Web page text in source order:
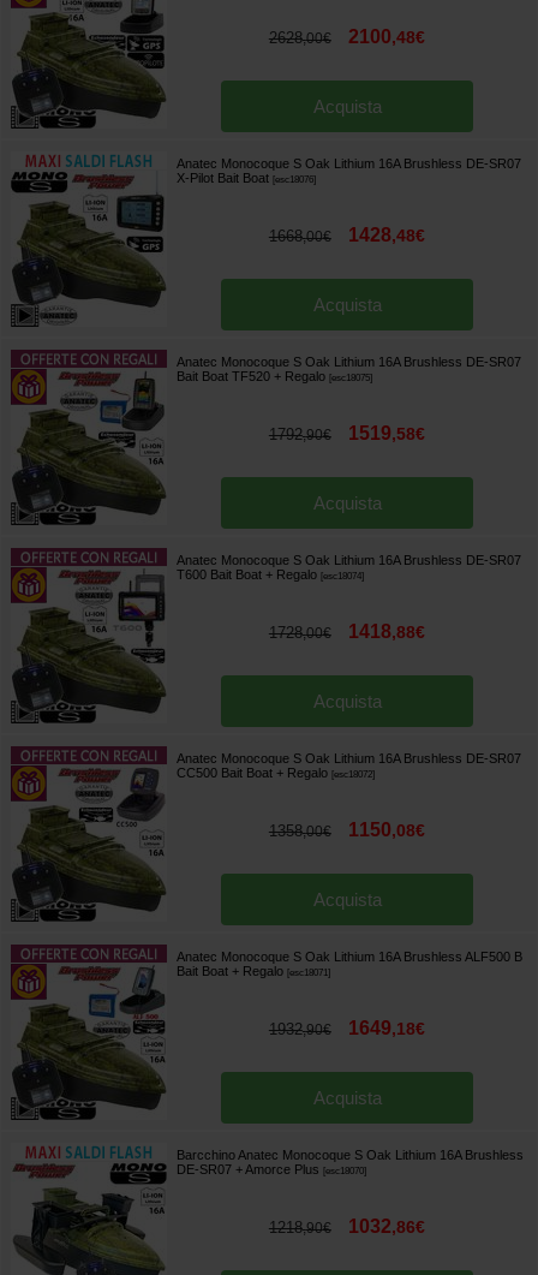
2628,00€ 2100,48€
Acquista
Anatec Monocoque S Oak Lithium 16A Brushless DE-SR07
X-Pilot Bait Boat [esc18076]
1668,00€ 1428,48€
Acquista
Anatec Monocoque S Oak Lithium 16A Brushless DE-SR07
Bait Boat TF520 + Regalo [esc18075]
1792,90€ 1519,58€
Acquista
Anatec Monocoque S Oak Lithium 16A Brushless DE-SR07
T600 Bait Boat + Regalo [esc18074]
1728,00€ 1418,88€
Acquista
Anatec Monocoque S Oak Lithium 16A Brushless DE-SR07
CC500 Bait Boat + Regalo [esc18072]
1358,00€ 1150,08€
Acquista
Anatec Monocoque S Oak Lithium 16A Brushless ALF500 B
Bait Boat + Regalo [esc18071]
1932,90€ 1649,18€
Acquista
Barcchino Anatec Monocoque S Oak Lithium 16A Brushless
DE-SR07 + Amorce Plus
[esc18070]
1218,90€ 1032,86€